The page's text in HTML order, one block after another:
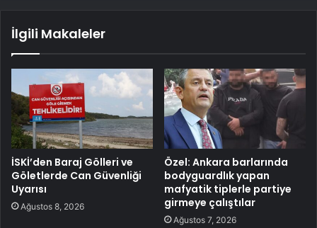
İlgili Makaleler
İSKİ’den Baraj Gölleri ve
Göletlerde Can Güvenliği
Uyarısı
Ağustos 8, 2026
Özel: Ankara barlarında
bodyguardlık yapan
mafyatik tiplerle partiye
girmeye çalıştılar
Ağustos 7, 2026